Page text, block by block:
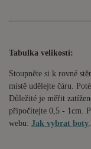
Tabulka velikostí:
Stoupněte si k rovné
místě udělejte čáru.
Důležité je měřit
připočítejte 0,5 - 1cm.
webu: Jak vybrat boty.